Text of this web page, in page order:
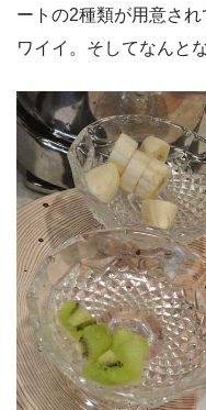
ートの2種類が用意さ
ワイイ。そしてなんと